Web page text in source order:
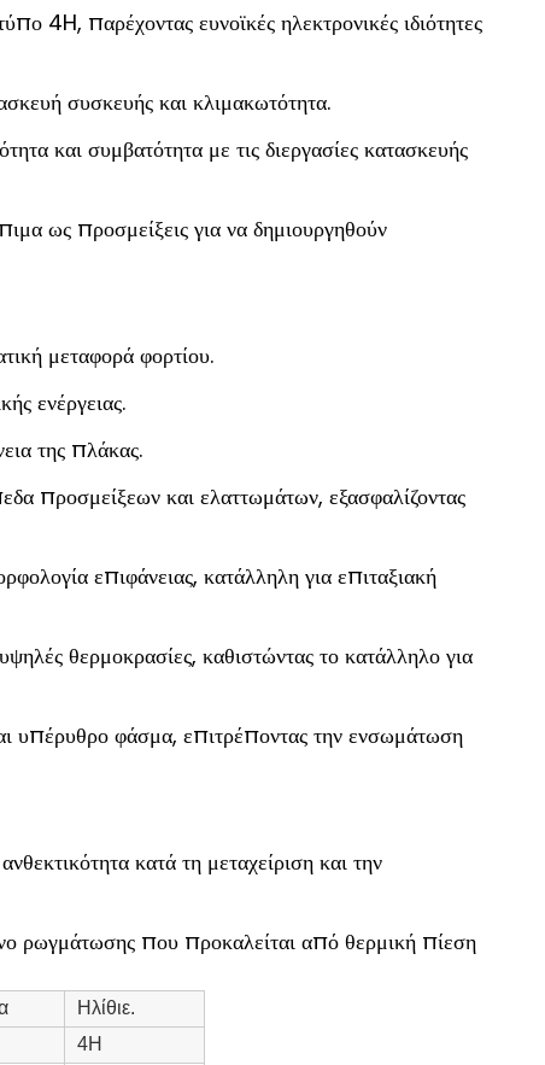
4H, παρέχοντας ευνοϊκές ηλεκτρονικές ιδιότητες
συσκευής και κλιμακωτότητα.
και συμβατότητα με τις διεργασίες κατασκευής
ως προσμείξεις για να δημιουργηθούν
μεταφορά φορτίου.
ενέργειας.
της πλάκας.
προσμείξεων και ελαττωμάτων, εξασφαλίζοντας
επιφάνειας, κατάλληλη για επιταξιακή
θερμοκρασίες, καθιστώντας το κατάλληλο για
υπέρυθρο φάσμα, επιτρέποντας την ενσωμάτωση
κατά τη μεταχείριση και την
ρωγμάτωσης που προκαλείται από θερμική πίεση
Ηλίθιε.
4H